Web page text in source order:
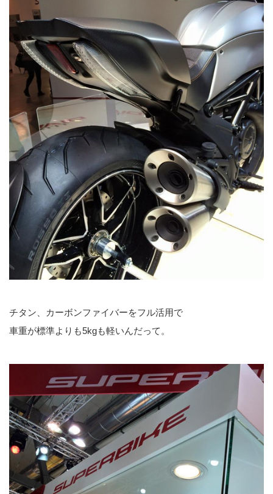
チタン、カーボンファイバーをフル活用で
車重が標準よりも5kgも軽いんだって。